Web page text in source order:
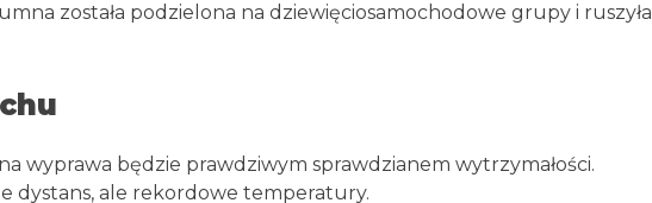
została podzielona na dziewięciosamochodowe grupy i ruszyła
wyprawa będzie prawdziwym sprawdzianem wytrzymałości.
dystans, ale rekordowe temperatury.